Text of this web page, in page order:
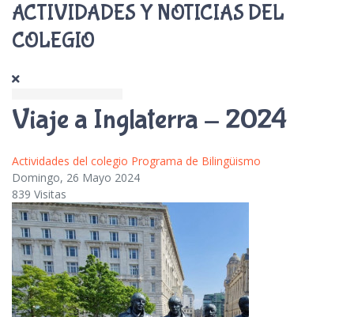
ACTIVIDADES Y NOTICIAS DEL
COLEGIO
Viaje a Inglaterra - 2024
Actividades del colegio Programa de Bilingüismo
Domingo, 26 Mayo 2024
839 Visitas